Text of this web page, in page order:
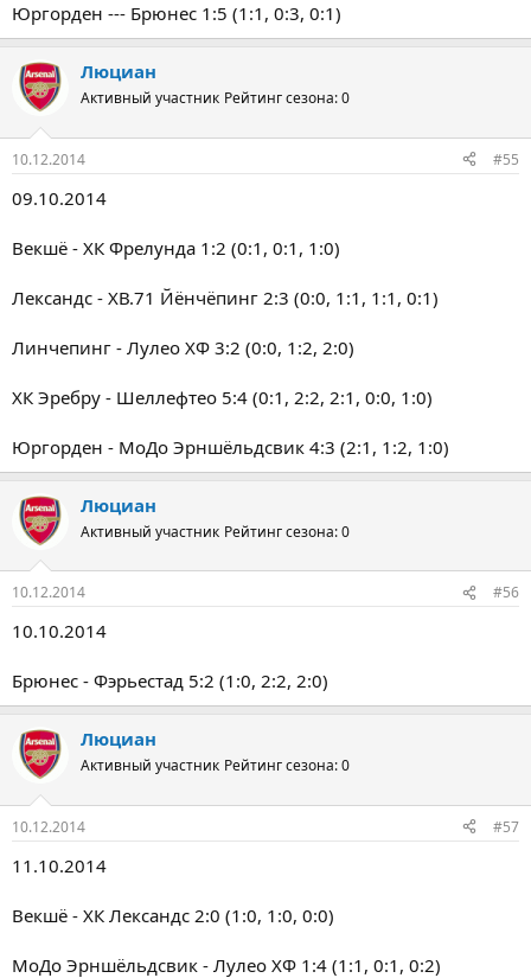
Юргорден --- Брюнес 1:5 (1:1, 0:3, 0:1)
Люциан
Активный участник Рейтинг сезона: 0
10.12.2014 #55
09.10.2014
Векшё - ХК Фрелунда 1:2 (0:1, 0:1, 1:0)
Лександс - ХВ.71 Йёнчёпинг 2:3 (0:0, 1:1, 1:1, 0:1)
Линчепинг - Лулео ХФ 3:2 (0:0, 1:2, 2:0)
ХК Эребру - Шеллефтео 5:4 (0:1, 2:2, 2:1, 0:0, 1:0)
Юргорден - МоДо Эрншёльдсвик 4:3 (2:1, 1:2, 1:0)
Люциан
Активный участник Рейтинг сезона: 0
10.12.2014 #56
10.10.2014
Брюнес - Фэрьестад 5:2 (1:0, 2:2, 2:0)
Люциан
Активный участник Рейтинг сезона: 0
10.12.2014 #57
11.10.2014
Векшё - ХК Лександс 2:0 (1:0, 1:0, 0:0)
МоДо Эрншёльдсвик - Лулео ХФ 1:4 (1:1, 0:1, 0:2)